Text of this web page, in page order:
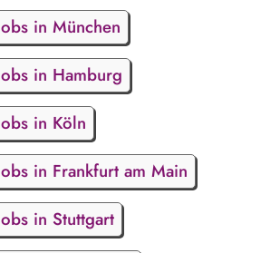
in München
in Hamburg
in Köln
in Frankfurt am Main
in Stuttgart